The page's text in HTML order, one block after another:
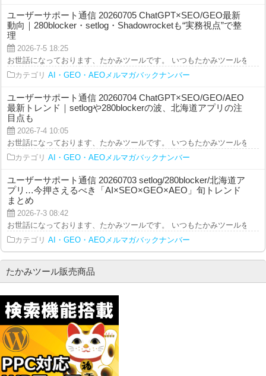
ユーザーサポート通信 20260705 ChatGPT×SEO/GEO最新
動向｜280blocker・setlog・Shadowrocketも“実務視点”で整
理
2026-7-5 18:25
お世話になっております、たかみツールです。 いつもたかみツールをご
カテゴリ AI・GEO・AEOメルマガバックナンバー
ユーザーサポート通信 20260704 ChatGPT×SEO/GEO/AEO
最新トレンド｜setlogや280blockerの波、北海道アプリの注
目点も
2026-7-4 10:05
お世話になっております、たかみツールです。 いつもたかみツールをご
カテゴリ AI・GEO・AEOメルマガバックナンバー
ユーザーサポート通信 20260703 setlog/280blocker/北海道ア
プリ…今押さえるべき「AI×SEO×GEO×AEO」旬トレンド
まとめ
2026-7-3 08:42
お世話になっております、たかみツールです。 いつもたかみツールをご
カテゴリ AI・GEO・AEOメルマガバックナンバー
たかみツール販売商品